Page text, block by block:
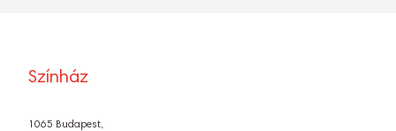
Színház
1065 Budapest,